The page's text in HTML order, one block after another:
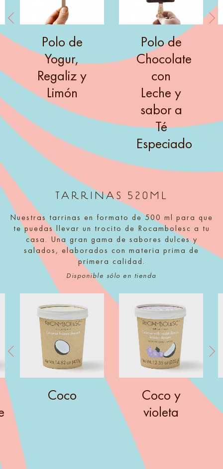
Polo de
Yogur,
Regaliz y
Limón
Polo de
Chocolate
con
Leche y
sabor a
Té
Especiado
TARRINAS 520ML
Nuestras tarrinas en formato de 500 ml para que
te puedas llevar un trocito de Rocambolesc a tu
casa. Una gran gama de sabores dulces y
salados, elaborados con materia prima de
primera calidad.
Disponible sólo en tienda
Coco
Coco y
violeta